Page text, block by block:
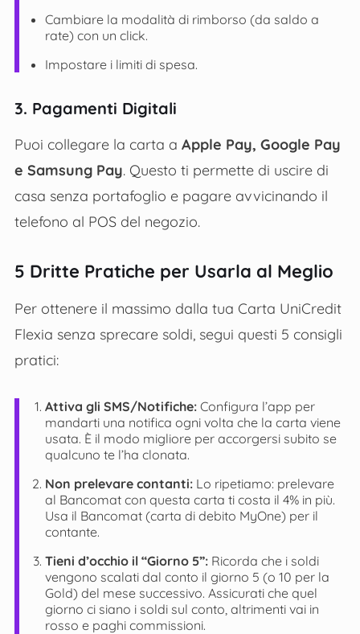
Cambiare la modalità di rimborso (da saldo a
rate) con un click.
Impostare i limiti di spesa.
3. Pagamenti Digitali
Puoi collegare la carta a Apple Pay, Google Pay
e Samsung Pay. Questo ti permette di uscire di
casa senza portafoglio e pagare avvicinando il
telefono al POS del negozio.
5 Dritte Pratiche per Usarla al Meglio
Per ottenere il massimo dalla tua Carta UniCredit
Flexia senza sprecare soldi, segui questi 5 consigli
pratici:
Attiva gli SMS/Notifiche:Configura l’app per
mandarti una notifica ogni volta che la carta viene
usata. È il modo migliore per accorgersi subito se
qualcuno te l’ha clonata.
Non prelevare contanti:Lo ripetiamo: prelevare
al Bancomat con questa carta ti costa il 4% in più.
Usa il Bancomat (carta di debito MyOne) per il
contante.
Tieni d’occhio il “Giorno 5”:Ricorda che i soldi
vengono scalati dal conto il giorno 5 (o 10 per la
Gold) del mese successivo. Assicurati che quel
giorno ci siano i soldi sul conto, altrimenti vai in
rosso e paghi commissioni.